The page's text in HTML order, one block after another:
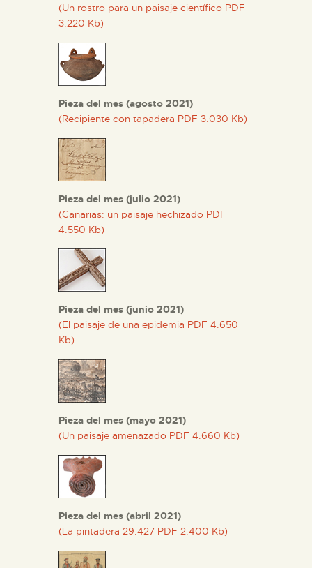
(Un rostro para un paisaje científico PDF
3.220 Kb)
Pieza del mes (agosto 2021)
(Recipiente con tapadera PDF 3.030 Kb)
Pieza del mes (julio 2021)
(Canarias: un paisaje hechizado PDF
4.550 Kb)
Pieza del mes (junio 2021)
(El paisaje de una epidemia PDF 4.650
Kb)
Pieza del mes (mayo 2021)
(Un paisaje amenazado PDF 4.660 Kb)
Pieza del mes (abril 2021)
(La pintadera 29.427 PDF 2.400 Kb)